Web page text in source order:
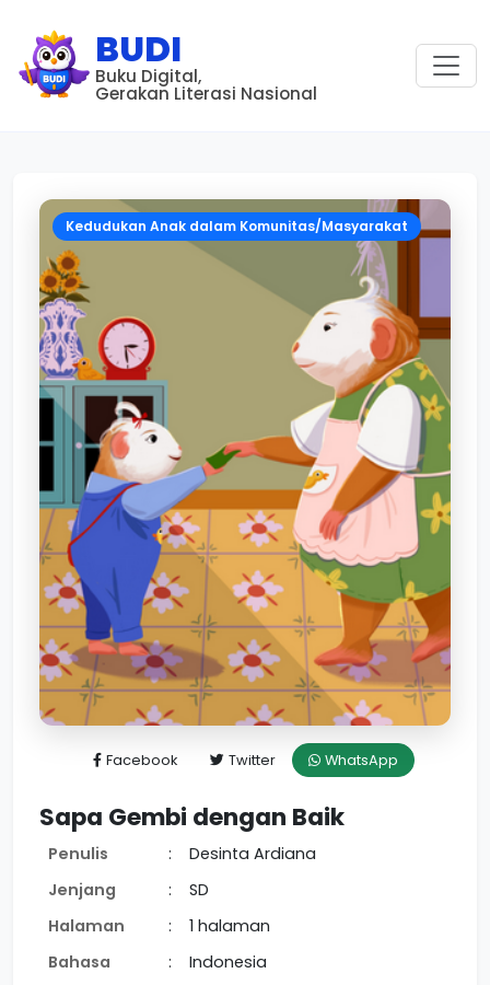
BUDI
Buku Digital,
Gerakan Literasi Nasional
Kedudukan Anak dalam Komunitas/Masyarakat
Facebook Twitter WhatsApp
Sapa Gembi dengan Baik
Penulis :
Desinta Ardiana
Jenjang
:
SD
Halaman
:
1 halaman
Bahasa
:
Indonesia